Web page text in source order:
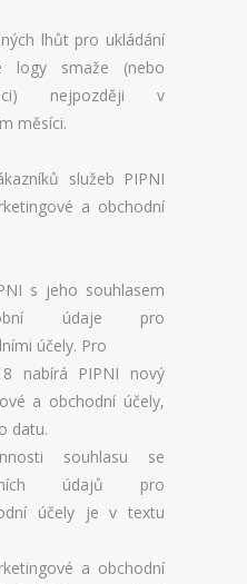
lhůt pro ukládání
logy smaže (nebo
nejpozději v
měsíci.
služeb PIPNI
a obchodní
s jeho souhlasem
údaje pro
účely. Pro
nabírá PIPNI nový
a obchodní účely,
datu.
souhlasu se
údajů pro
účely je v textu
a obchodní